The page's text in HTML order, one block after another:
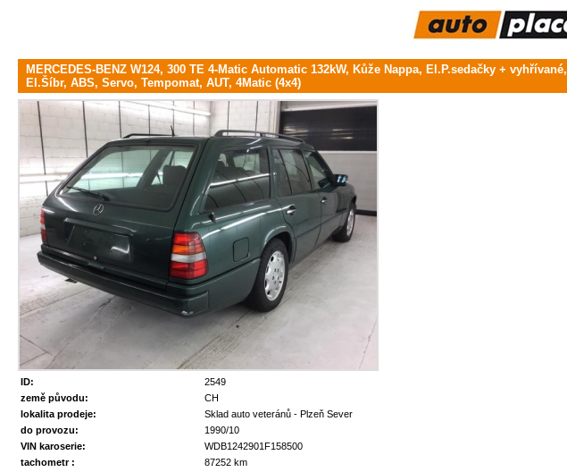
MERCEDES-BENZ W124, 300 TE 4-Matic Automatic 132kW, Kůže Nappa, El.P.sedačky + vyhřívané,
El.Šíbr, ABS, Servo, Tempomat, AUT, 4Matic (4x4)
ID:
2549
země původu:
CH
lokalita prodeje:
Sklad auto veteránů - Plzeň Sever
do provozu:
1990/10
VIN karoserie:
WDB1242901F158500
tachometr :
87252 km